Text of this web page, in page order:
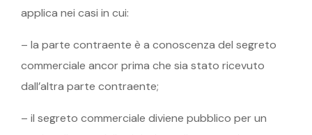
applica nei casi in cui:
– la parte contraente è a conoscenza del segreto
commerciale ancor prima che sia stato ricevuto
dall’altra parte contraente;
– il segreto commerciale diviene pubblico per un